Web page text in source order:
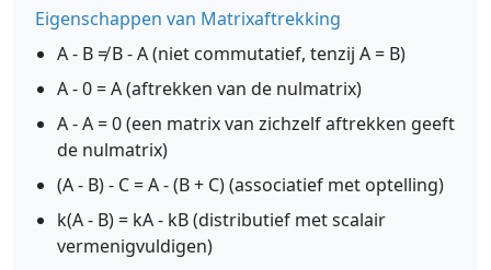
Eigenschappen van Matrixaftrekking
A - B ≠ B - A (niet commutatief, tenzij A = B)
A - 0 = A (aftrekken van de nulmatrix)
A - A = 0 (een matrix van zichzelf aftrekken geeft
de nulmatrix)
(A - B) - C = A - (B + C) (associatief met optelling)
k(A - B) = kA - kB (distributief met scalair
vermenigvuldigen)